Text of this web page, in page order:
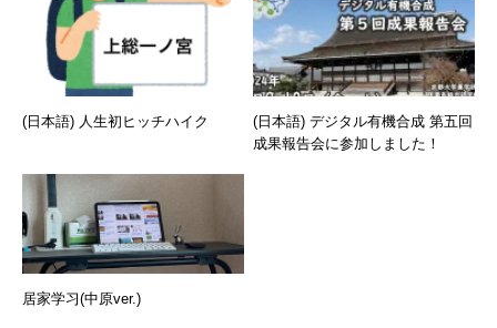
(日本語) 人生初ヒッチハイク
(日本語) デジタル有機合成 第五回
成果報告会に参加しました！
居家学习(中原ver.)